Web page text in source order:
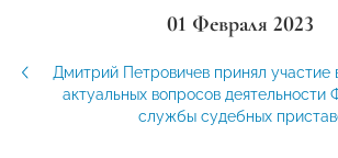
01 Февраля 2023
Дмитрий Петровичев принял участие
актуальных вопросов деятельности
службы судебных